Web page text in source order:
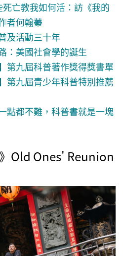
死亡教我如何活：訪《我的
者何翰蓁
及活動三十年
：美國社會學的誕生
第九屆科普著作獎得獎書單
第九屆青少年科普特別推薦
點都不難，科普書就是一塊
Old Ones' Reunion